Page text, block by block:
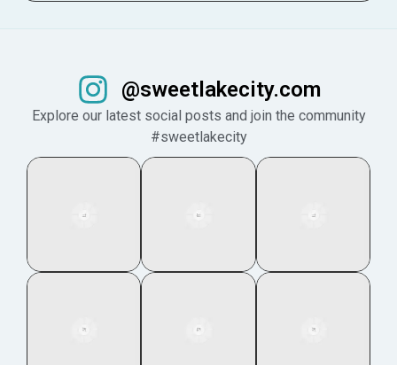
@sweetlakecity.com
Explore our latest social posts and join the community
#sweetlakecity